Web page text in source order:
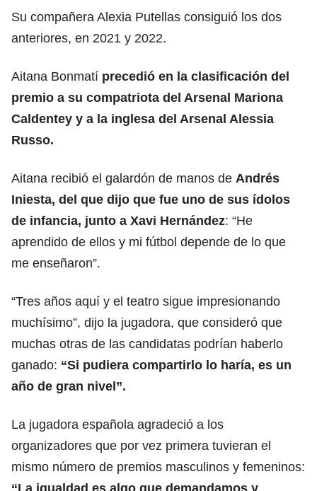
Su compañera Alexia Putellas consiguió los dos
anteriores, en 2021 y 2022.
Aitana Bonmatí precedió en la clasificación del
premio a su compatriota del Arsenal Mariona
Caldentey y a la inglesa del Arsenal Alessia
Russo.
Aitana recibió el galardón de manos de Andrés
Iniesta, del que dijo que fue uno de sus ídolos
de infancia, junto a Xavi Hernández: “He
aprendido de ellos y mi fútbol depende de lo que
me enseñaron”.
“Tres años aquí y el teatro sigue impresionando
muchísimo”, dijo la jugadora, que consideró que
muchas otras de las candidatas podrían haberlo
ganado: “Si pudiera compartirlo lo haría, es un
año de gran nivel”.
La jugadora española agradeció a los
organizadores que por vez primera tuvieran el
mismo número de premios masculinos y femeninos:
“La igualdad es algo que demandamos y